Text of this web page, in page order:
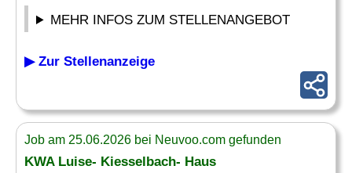
MEHR INFOS ZUM STELLENANGEBOT
▶ Zur Stellenanzeige
Job am 25.06.2026 bei Neuvoo.com gefunden
KWA Luise- Kiesselbach- Haus